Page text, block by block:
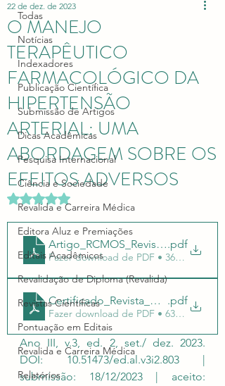
Todas
Notícias
Indexadores
Publicação Científica
Submissão de Artigos
Dicas Acadêmicas
Pesquisa Internacional
Ciência e Sociedade
Revalida e Carreira Médica
Editora Aluz e Premiações
Editais Acadêmicos
Revalidação de Diploma (Revalida)
Revistas Científicas
Pontuação em Editais
Revalida e Carreira Médica
Relatórios
O MANEJO
TERAPÊUTICO
FARMACOLÓGICO DA
HIPERTENSÃO
ARTERIAL: UMA
ABORDAGEM SOBRE OS
EFEITOS ADVERSOS
22 de dez. de 2023
Avaliado com NaN de 5 estrelas.
.pdf
Fazer download de PDF • 363KB
.pdf
Fazer download de PDF • 635KB
Ano III, v.3, ed. 2, set./ dez. 2023.
DOI: 10.51473/ed.al.v3i2.803 |
submissão: 18/12/2023 | aceito: